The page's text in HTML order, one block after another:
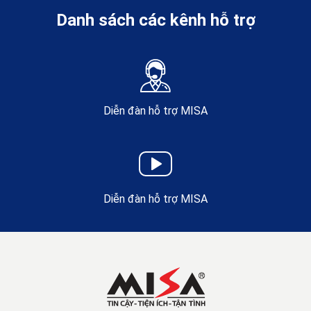
Danh sách các kênh hỗ trợ
Diễn đàn hỗ trợ MISA
Diễn đàn hỗ trợ MISA